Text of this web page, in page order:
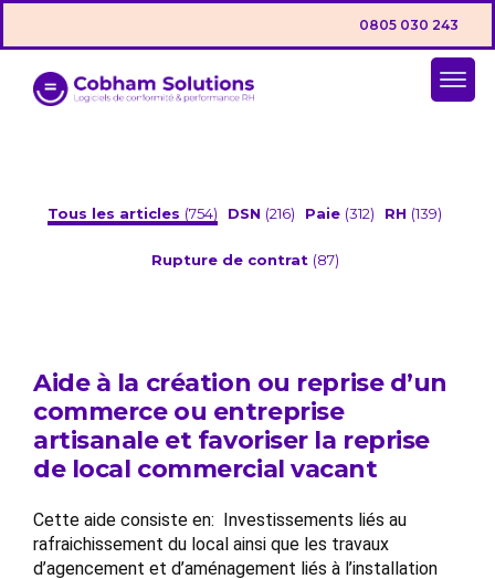
0805 030 243
Tous les articles (754) DSN (216) Paie (312) RH (139)
Rupture de contrat (87)
Aide à la création ou reprise d’un
commerce ou entreprise
artisanale et favoriser la reprise
de local commercial vacant
Cette aide consiste en: Investissements liés au
rafraichissement du local ainsi que les travaux
d’agencement et d’aménagement liés à l’installation